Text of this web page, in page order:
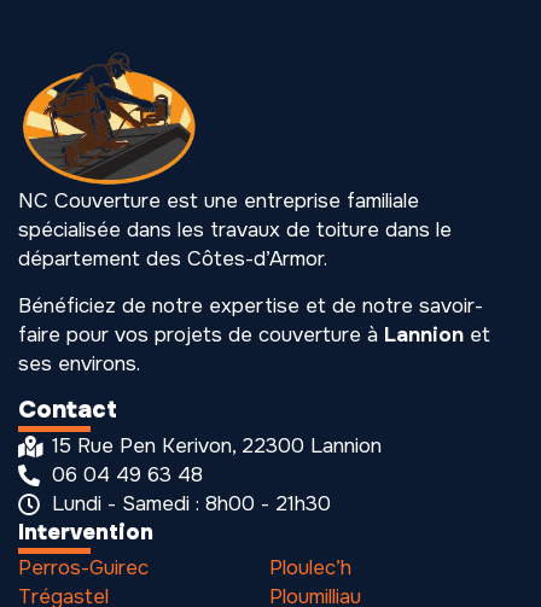
NC Couverture est une entreprise familiale
spécialisée dans les travaux de toiture dans le
département des Côtes-d’Armor.
Bénéficiez de notre expertise et de notre savoir-
faire pour vos projets de couverture à Lannion et
ses environs.
Intervention
Perros-Guirec
Trégastel
Ploulec’h
Ploumilliau
Contact
15 Rue Pen Kerivon, 22300 Lannion
06 04 49 63 48
Lundi - Samedi : 8h00 - 21h30